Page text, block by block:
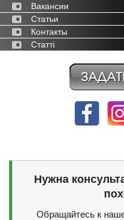
Вакансии
Статьи
Контакты
Статті
Нужна
Обращайтесь к